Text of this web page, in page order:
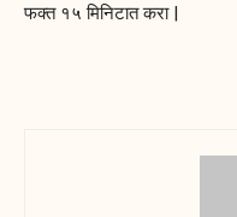
फक्त १५ मिनिटात करा |